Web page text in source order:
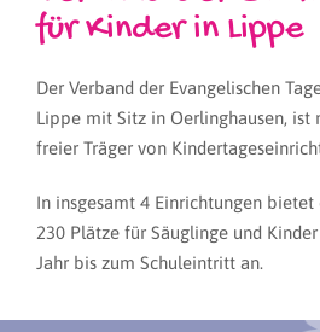
für Kinder in Lippe
Der Verband der Evangelischen
Lippe mit Sitz in Oerlinghausen, ist
freier Träger von
In insgesamt 4 Einrichtungen bietet
230 Plätze für Säuglinge und
Jahr bis zum Schuleintritt an.